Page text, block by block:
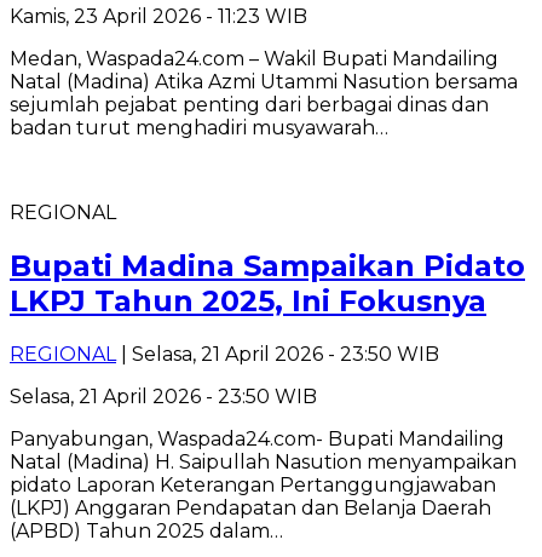
Kamis, 23 April 2026 - 11:23 WIB
Medan, Waspada24.com – Wakil Bupati Mandailing
Natal (Madina) Atika Azmi Utammi Nasution bersama
sejumlah pejabat penting dari berbagai dinas dan
badan turut menghadiri musyawarah…
REGIONAL
Bupati Madina Sampaikan Pidato
LKPJ Tahun 2025, Ini Fokusnya
REGIONAL| Selasa, 21 April 2026 - 23:50 WIB
Selasa, 21 April 2026 - 23:50 WIB
Panyabungan, Waspada24.com- Bupati Mandailing
Natal (Madina) H. Saipullah Nasution menyampaikan
pidato Laporan Keterangan Pertanggungjawaban
(LKPJ) Anggaran Pendapatan dan Belanja Daerah
(APBD) Tahun 2025 dalam…